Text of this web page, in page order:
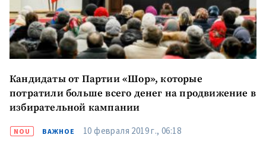
Кандидаты от Партии «Шор», которые
потратили больше всего денег на продвижение в
избирательной кампании
NOU ВАЖНОЕ 10 февраля 2019 г., 06:18